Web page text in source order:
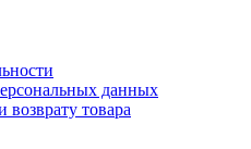
данных
товара